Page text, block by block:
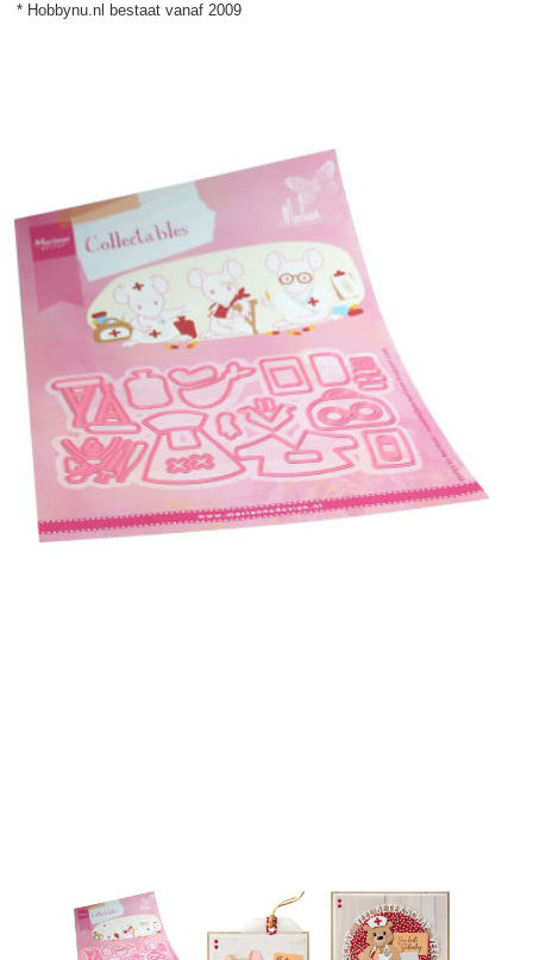
* Hobbynu.nl bestaat vanaf 2009